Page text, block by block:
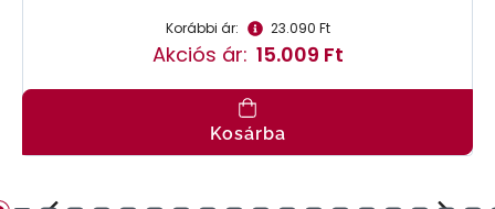
Korábbi ár: 23.090 Ft
Akciós ár: 15.009 Ft
Kosárba